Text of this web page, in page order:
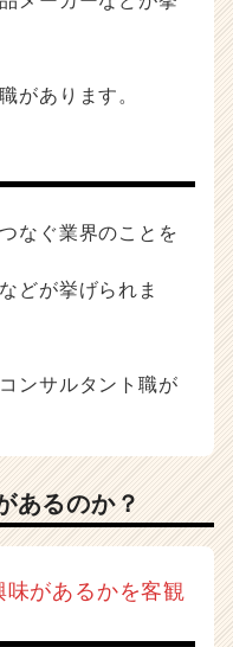
があります。
なぐ業界のことを
どが挙げられま
ンサルタント職が
あるのか？
があるかを客観